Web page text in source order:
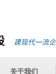
关于我们